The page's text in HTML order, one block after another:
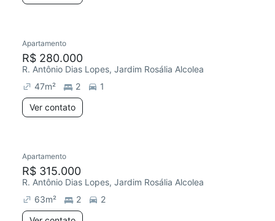
Apartamento
R$ 280.000
R. Antônio Dias Lopes, Jardim Rosália Alcolea
47m² 2
1
Ver contato
Apartamento
R$ 315.000
R. Antônio Dias Lopes, Jardim Rosália Alcolea
63m² 2
2